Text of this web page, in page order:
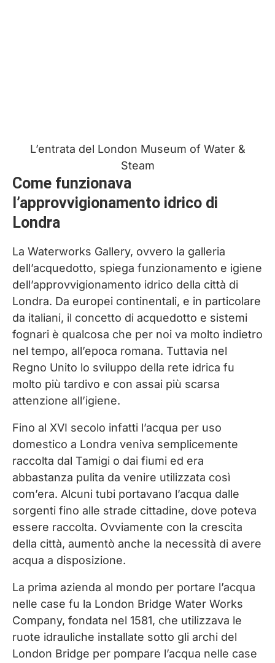
L’entrata del London Museum of Water &
Steam
Come funzionava
l’approvvigionamento idrico di
Londra
La Waterworks Gallery, ovvero la galleria
dell’acquedotto, spiega funzionamento e igiene
dell’approvvigionamento idrico della città di
Londra. Da europei continentali, e in particolare
da italiani, il concetto di acquedotto e sistemi
fognari è qualcosa che per noi va molto indietro
nel tempo, all’epoca romana. Tuttavia nel
Regno Unito lo sviluppo della rete idrica fu
molto più tardivo e con assai più scarsa
attenzione all’igiene.
Fino al XVI secolo infatti l’acqua per uso
domestico a Londra veniva semplicemente
raccolta dal Tamigi o dai fiumi ed era
abbastanza pulita da venire utilizzata così
com’era. Alcuni tubi portavano l’acqua dalle
sorgenti fino alle strade cittadine, dove poteva
essere raccolta. Ovviamente con la crescita
della città, aumentò anche la necessità di avere
acqua a disposizione.
La prima azienda al mondo per portare l’acqua
nelle case fu la London Bridge Water Works
Company, fondata nel 1581, che utilizzava le
ruote idrauliche installate sotto gli archi del
London Bridge per pompare l’acqua nelle case